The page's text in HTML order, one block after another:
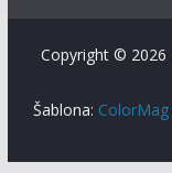
Copyright © 2026
Šablona: ColorMag